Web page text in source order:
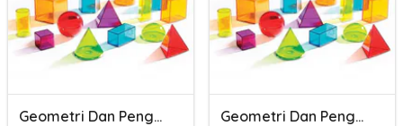
Geometri Dan Pengukuran Part 1 Geometri Dan Pengukuran Part 2